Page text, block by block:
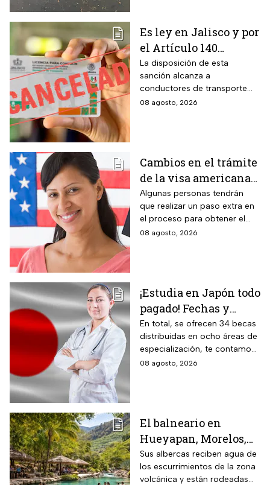
Es ley en Jalisco y por
el Artículo 140
cancelarán la licencia
de conducir de por
vida a todos los
automovilistas que
La disposición de esta
sanción alcanza a
conductores de transporte
escolar, unidades de
común.
08 agosto, 2026
Cambios en el trámite
de la visa americana
2026 y para quiénes
aplica
Algunas personas tendrán
que realizar un paso extra en
el proceso para obtener el
documento que permite
08 agosto, 2026
¡Estudia en Japón todo
pagado! Fechas y
requisitos de la
convocatoria para
becas de estancias en
2026
En total, se ofrecen 34 becas
distribuidas en ocho áreas de
especialización, te contamos
todos los detalles.
08 agosto, 2026
El balneario en
Hueyapan, Morelos,
que combina albercas
cristalinas con la
Sus albercas reciben agua de
los escurrimientos de la zona
volcánica y están rodeadas